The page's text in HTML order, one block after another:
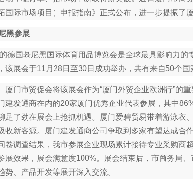
国际市场项目）申报指南》正式公布，进一步提振了厦
黑参展
国慕尼黑国际体育用品博览会是全球最具影响力的
该展会于11月28日至30日成功举办，共有来自50个国
市贸促会将该展会作为“厦门外贸企业欧洲行”的
建发通商在内的20家厦门优秀企业代表参展，其中
足了劲在展会上抢抓机遇。厦门爱碧贸易带着游泳衣
收新客源。厦门建发通商公司争取到多家有望达成合
卷调查结果，我市参展企业现场累计接待专业采购商
展效果，展会满意度100%。展会结束后，市商务局
势、产品开发等展开深入交流。